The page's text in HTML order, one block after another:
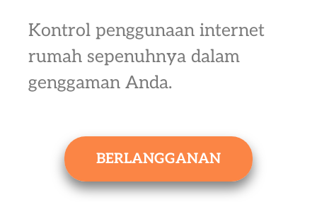
Kontrol penggunaan internet
rumah sepenuhnya dalam
genggaman Anda.
BERLANGGANAN